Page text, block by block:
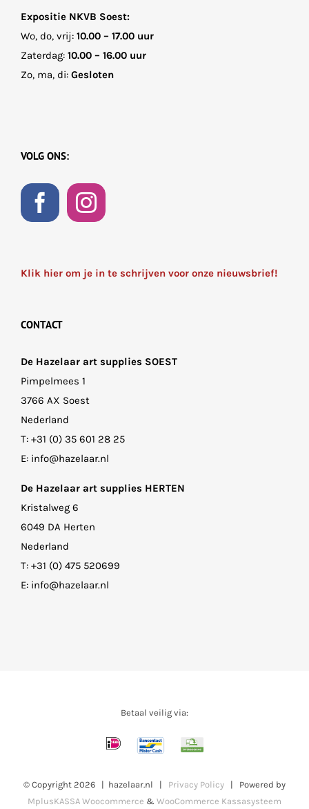
Expositie NKVB Soest:
Wo, do, vrij: 10.00 – 17.00 uur
Zaterdag: 10.00 – 16.00 uur
Zo, ma, di: Gesloten
VOLG ONS:
Klik hier om je in te schrijven voor onze nieuwsbrief!
CONTACT
De Hazelaar art supplies SOEST
Pimpelmees 1
3766 AX Soest
Nederland
T: +31 (0) 35 601 28 25
E: info@hazelaar.nl
De Hazelaar art supplies HERTEN
Kristalweg 6
6049 DA Herten
Nederland
T: +31 (0) 475 520699
E: info@hazelaar.nl
Betaal veilig via:
© Copyright 2026 | hazelaar.nl | Privacy Policy | Powered by
MplusKASSA Woocommerce & WooCommerce Kassasysteem